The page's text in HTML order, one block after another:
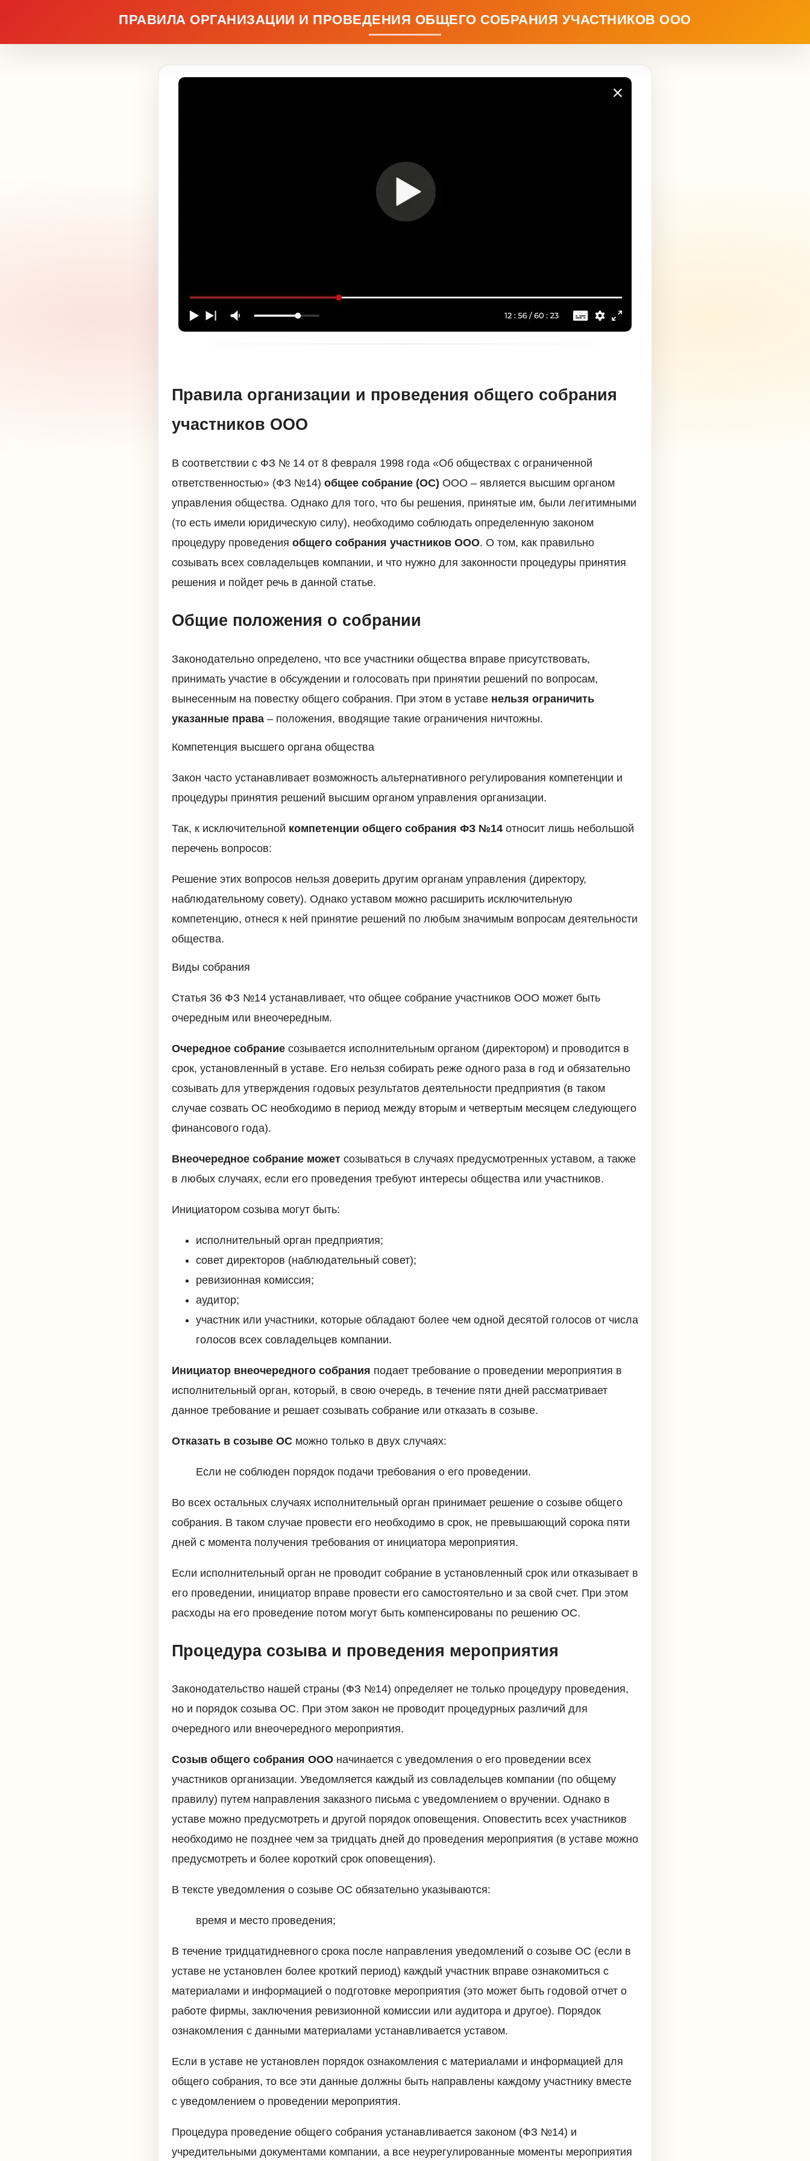
ПРАВИЛА ОРГАНИЗАЦИИ И ПРОВЕДЕНИЯ ОБЩЕГО СОБРАНИЯ УЧАСТНИКОВ ООО
Правила организации и проведения общего собрания
участников ООО
В соответствии с ФЗ № 14 от 8 февраля 1998 года «Об обществах с ограниченной
ответственностью» (ФЗ №14) общее собрание (ОС) ООО – является высшим органом
управления общества. Однако для того, что бы решения, принятые им, были легитимными
(то есть имели юридическую силу), необходимо соблюдать определенную законом
процедуру проведения общего собрания участников ООО. О том, как правильно
созывать всех совладельцев компании, и что нужно для законности процедуры принятия
решения и пойдет речь в данной статье.
Общие положения о собрании
Законодательно определено, что все участники общества вправе присутствовать,
принимать участие в обсуждении и голосовать при принятии решений по вопросам,
вынесенным на повестку общего собрания. При этом в уставе нельзя ограничить
указанные права – положения, вводящие такие ограничения ничтожны.
Компетенция высшего органа общества
Закон часто устанавливает возможность альтернативного регулирования компетенции и
процедуры принятия решений высшим органом управления организации.
Так, к исключительной компетенции общего собрания ФЗ №14 относит лишь небольшой
перечень вопросов:
Решение этих вопросов нельзя доверить другим органам управления (директору,
наблюдательному совету). Однако уставом можно расширить исключительную
компетенцию, отнеся к ней принятие решений по любым значимым вопросам деятельности
общества.
Виды собрания
Статья 36 ФЗ №14 устанавливает, что общее собрание участников ООО может быть
очередным или внеочередным.
Очередное собрание созывается исполнительным органом (директором) и проводится в
срок, установленный в уставе. Его нельзя собирать реже одного раза в год и обязательно
созывать для утверждения годовых результатов деятельности предприятия (в таком
случае созвать ОС необходимо в период между вторым и четвертым месяцем следующего
финансового года).
Внеочередное собрание может созываться в случаях предусмотренных уставом, а также
в любых случаях, если его проведения требуют интересы общества или участников.
Инициатором созыва могут быть:
исполнительный орган предприятия;
совет директоров (наблюдательный совет);
ревизионная комиссия;
аудитор;
участник или участники, которые обладают более чем одной десятой голосов от числа
голосов всех совладельцев компании.
Инициатор внеочередного собрания подает требование о проведении мероприятия в
исполнительный орган, который, в свою очередь, в течение пяти дней рассматривает
данное требование и решает созывать собрание или отказать в созыве.
Отказать в созыве ОС можно только в двух случаях:
Если не соблюден порядок подачи требования о его проведении.
Во всех остальных случаях исполнительный орган принимает решение о созыве общего
собрания. В таком случае провести его необходимо в срок, не превышающий сорока пяти
дней с момента получения требования от инициатора мероприятия.
Если исполнительный орган не проводит собрание в установленный срок или отказывает в
его проведении, инициатор вправе провести его самостоятельно и за свой счет. При этом
расходы на его проведение потом могут быть компенсированы по решению ОС.
Процедура созыва и проведения мероприятия
Законодательство нашей страны (ФЗ №14) определяет не только процедуру проведения,
но и порядок созыва ОС. При этом закон не проводит процедурных различий для
очередного или внеочередного мероприятия.
Созыв общего собрания ООО начинается с уведомления о его проведении всех
участников организации. Уведомляется каждый из совладельцев компании (по общему
правилу) путем направления заказного письма с уведомлением о вручении. Однако в
уставе можно предусмотреть и другой порядок оповещения. Оповестить всех участников
необходимо не позднее чем за тридцать дней до проведения мероприятия (в уставе можно
предусмотреть и более короткий срок оповещения).
В тексте уведомления о созыве ОС обязательно указываются:
время и место проведения;
В течение тридцатидневного срока после направления уведомлений о созыве ОС (если в
уставе не установлен более кроткий период) каждый участник вправе ознакомиться с
материалами и информацией о подготовке мероприятия (это может быть годовой отчет о
работе фирмы, заключения ревизионной комиссии или аудитора и другое). Порядок
ознакомления с данными материалами устанавливается уставом.
Если в уставе не установлен порядок ознакомления с материалами и информацией для
общего собрания, то все эти данные должны быть направлены каждому участнику вместе
с уведомлением о проведении мероприятия.
Процедура проведение общего собрания устанавливается законом (ФЗ №14) и
учредительными документами компании, а все неурегулированные моменты мероприятия